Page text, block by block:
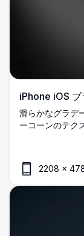
iPhone iOS
滑らかなグラデ
ーコーンのテク
ィオにインスパ
ンダストリアル
2208 ×